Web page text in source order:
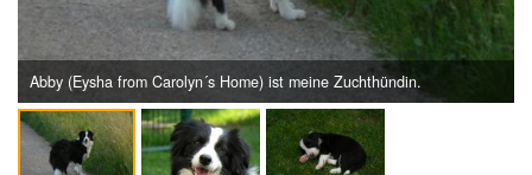
Abby (Eysha from Carolyn´s Home) ist meine Zuchthündin.